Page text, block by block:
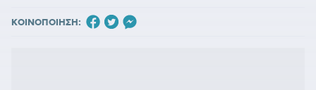
ΚΟΙΝΟΠΟΙΗΣΗ: